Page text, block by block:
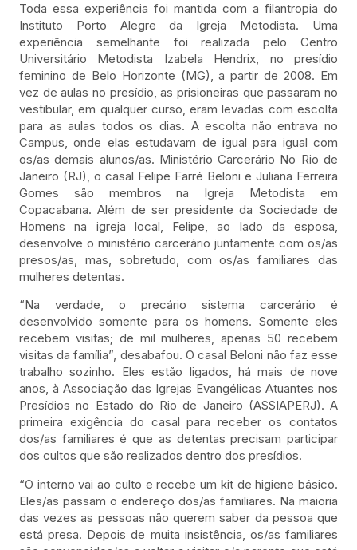
Toda essa experiência foi mantida com a filantropia do
Instituto Porto Alegre da Igreja Metodista. Uma
experiência semelhante foi realizada pelo Centro
Universitário Metodista Izabela Hendrix, no presídio
feminino de Belo Horizonte (MG), a partir de 2008. Em
vez de aulas no presídio, as prisioneiras que passaram no
vestibular, em qualquer curso, eram levadas com escolta
para as aulas todos os dias. A escolta não entrava no
Campus, onde elas estudavam de igual para igual com
os/as demais alunos/as. Ministério Carcerário No Rio de
Janeiro (RJ), o casal Felipe Farré Beloni e Juliana Ferreira
Gomes são membros na Igreja Metodista em
Copacabana. Além de ser presidente da Sociedade de
Homens na igreja local, Felipe, ao lado da esposa,
desenvolve o ministério carcerário juntamente com os/as
presos/as, mas, sobretudo, com os/as familiares das
mulheres detentas.
“Na verdade, o precário sistema carcerário é
desenvolvido somente para os homens. Somente eles
recebem visitas; de mil mulheres, apenas 50 recebem
visitas da família”, desabafou. O casal Beloni não faz esse
trabalho sozinho. Eles estão ligados, há mais de nove
anos, à Associação das Igrejas Evangélicas Atuantes nos
Presídios no Estado do Rio de Janeiro (ASSIAPERJ). A
primeira exigência do casal para receber os contatos
dos/as familiares é que as detentas precisam participar
dos cultos que são realizados dentro dos presídios.
“O interno vai ao culto e recebe um kit de higiene básico.
Eles/as passam o endereço dos/as familiares. Na maioria
das vezes as pessoas não querem saber da pessoa que
está presa. Depois de muita insistência, os/as familiares